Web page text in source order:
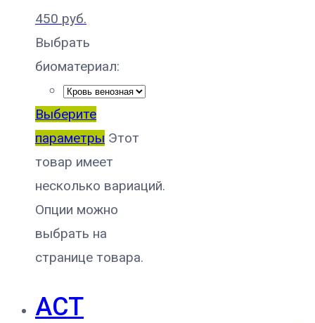
450 руб.
Выбрать
биоматериал:
Выберите
параметры Этот
товар имеет
несколько вариаций.
Опции можно
выбрать на
странице товара.
АСТ